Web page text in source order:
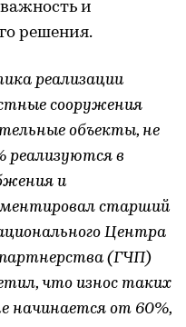
и
решения.
реализации
сооружения
объекты, не
реализуются в
и
старший
Центра
партнерства (ГЧП)
что износ таких
начинается от 60%,